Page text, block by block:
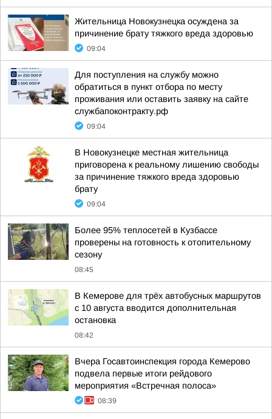
Жительница Новокузнецка осуждена за
причинение брату тяжкого вреда здоровью
09:04
Для поступления на службу можно
обратиться в пункт отбора по месту
проживания или оставить заявку на сайте
службапоконтракту.рф
09:04
В Новокузнецке местная жительница
приговорена к реальному лишению свободы
за причинение тяжкого вреда здоровью
брату
09:04
Более 95% теплосетей в Кузбассе
проверены на готовность к отопительному
сезону
08:45
В Кемерове для трёх автобусных маршрутов
с 10 августа вводится дополнительная
остановка
08:42
Вчера Госавтоинспекция города Кемерово
подвела первые итоги рейдового
мероприятия «Встречная полоса»
08:39